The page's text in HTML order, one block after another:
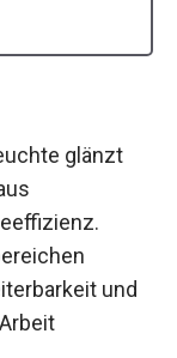
glänzt
und